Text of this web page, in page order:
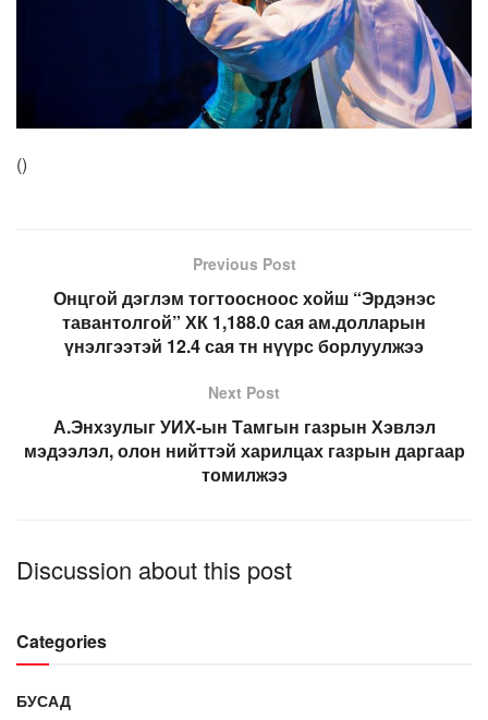
()
Previous Post
Онцгой дэглэм тогтоосноос хойш “Эрдэнэс
тавантолгой” ХК 1,188.0 сая ам.долларын
үнэлгээтэй 12.4 сая тн нүүрс борлуулжээ
Next Post
А.Энхзулыг УИХ-ын Тамгын газрын Хэвлэл
мэдээлэл, олон нийттэй харилцах газрын даргаар
томилжээ
Discussion about this post
Categories
БУСАД